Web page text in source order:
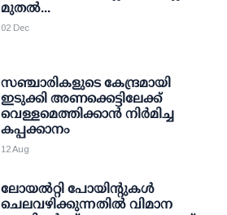
മുതല്‍...
02 Dec
സഞ്ചാരികളുടെ കേന്ദ്രമായി
ഇടുക്കി അണക്കെട്ടിലേക്ക്
വെള്ളമെത്തിക്കാൻ നിർമിച്ച
കപ്പക്കാനം
12 Aug
ലോയല്‍റ്റി പോയിന്റുകള്‍
ചെലവഴിക്കുന്നതില്‍ വിമാന